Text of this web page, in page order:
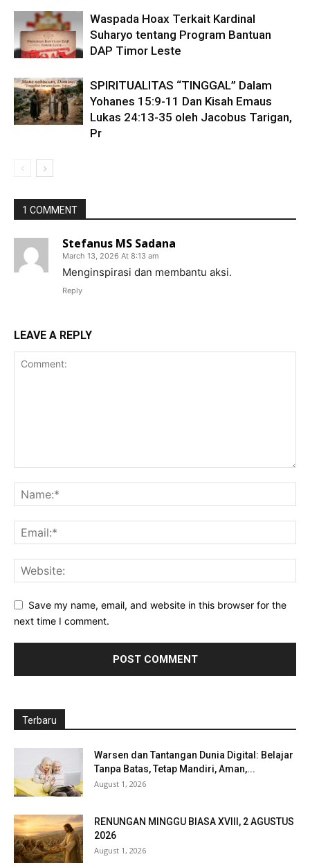
Waspada Hoax Terkait Kardinal
Suharyo tentang Program Bantuan
DAP Timor Leste
SPIRITUALITAS “TINGGAL” Dalam
Yohanes 15:9-11 Dan Kisah Emaus
Lukas 24:13-35 oleh Jacobus Tarigan,
Pr
1 COMMENT
Stefanus MS Sadana
March 13, 2026 At 8:13 am
Menginspirasi dan membantu aksi.
Reply
LEAVE A REPLY
Save my name, email, and website in this browser for the
next time I comment.
Terbaru
Warsen dan Tantangan Dunia Digital: Belajar
Tanpa Batas, Tetap Mandiri, Aman,...
August 1, 2026
RENUNGAN MINGGU BIASA XVIII, 2 AGUSTUS
2026
August 1, 2026